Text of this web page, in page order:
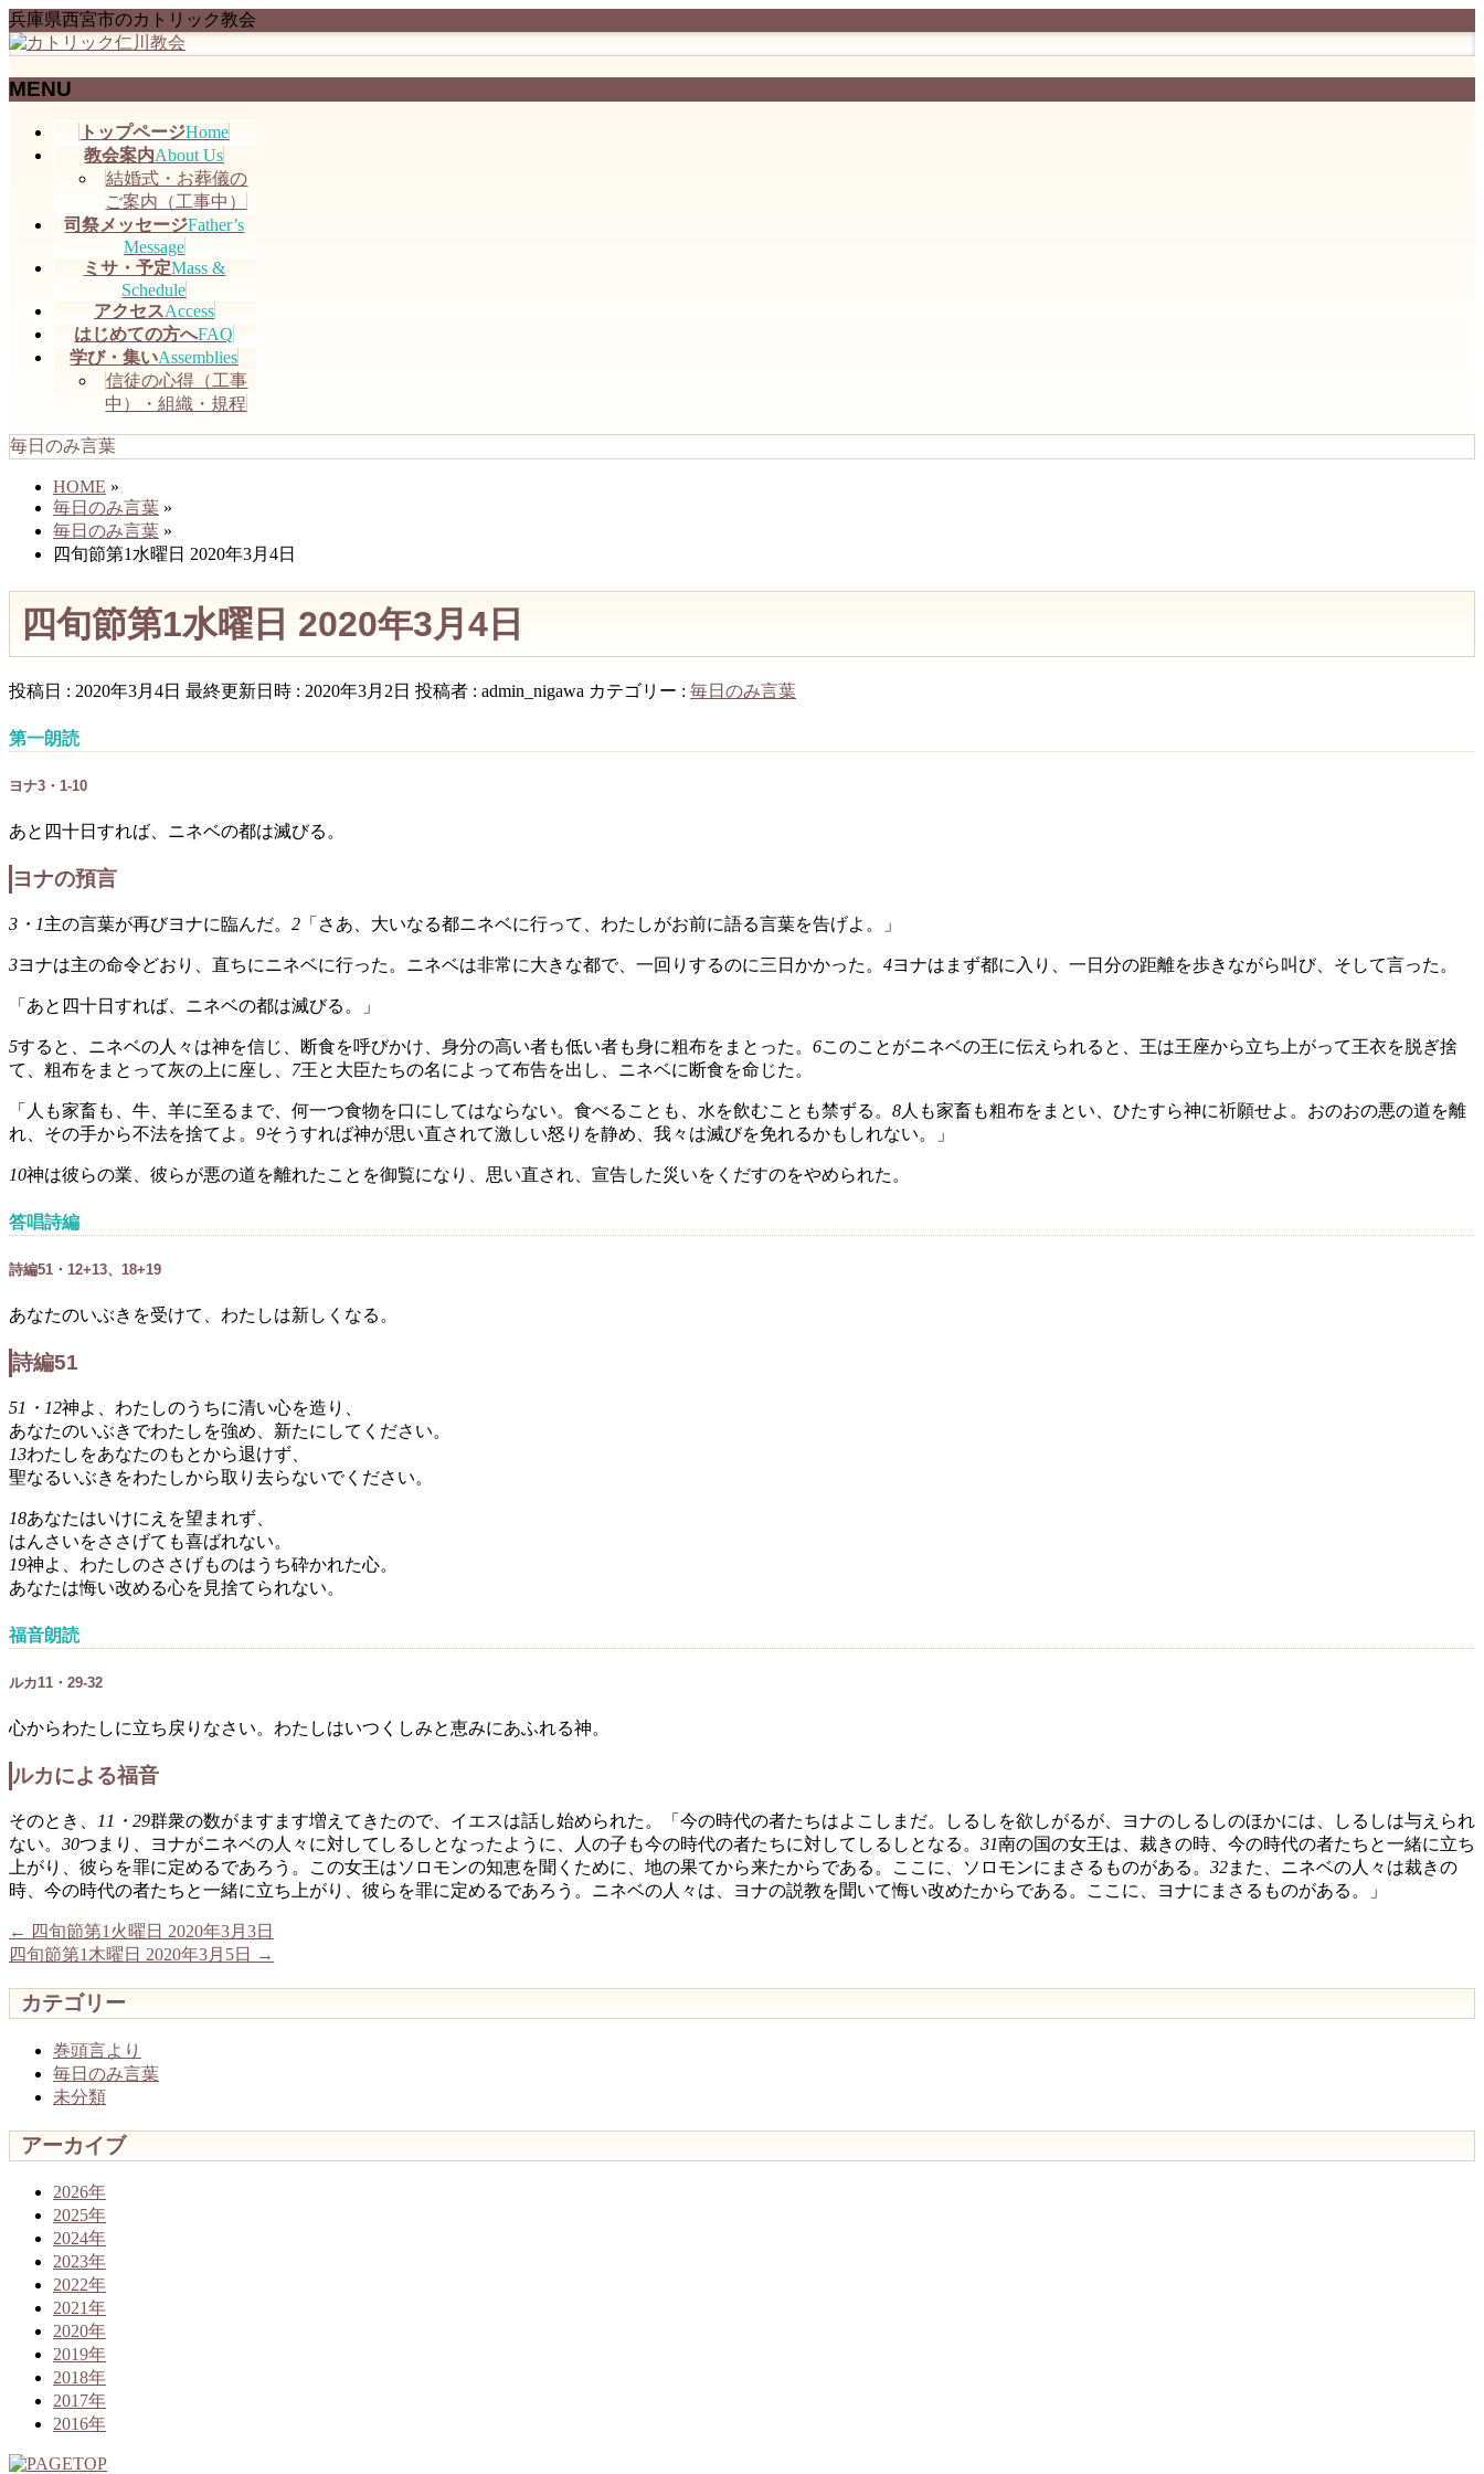
兵庫県西宮市のカトリック教会
MENU
トップページHome
教会案内About Us
結婚式・お葬儀の
ご案内（工事中）
司祭メッセージFather’s
Message
ミサ・予定Mass &
Schedule
アクセスAccess
はじめての方へFAQ
学び・集いAssemblies
信徒の心得（工事
中）・組織・規程
毎日のみ言葉
HOME »
毎日のみ言葉 »
毎日のみ言葉 »
四旬節第1水曜日 2020年3月4日
四旬節第1水曜日 2020年3月4日
投稿日 : 2020年3月4日 最終更新日時 : 2020年3月2日 投稿者 : admin_nigawa カテゴリー : 毎日のみ言葉
第一朗読
ヨナ3・1-10
あと四十日すれば、ニネベの都は滅びる。
ヨナの預言
3・1主の言葉が再びヨナに臨んだ。 2 「さあ、大いなる都ニネベに行って、わたしがお前に語る言葉を告げよ。」
3ヨナは主の命令どおり、直ちにニネベに行った。ニネベは非常に大きな都で、一回りするのに三日かかった。 4ヨナはまず都に入り、一日分の距離を歩きながら叫び、そして言った。
「あと四十日すれば、ニネベの都は滅びる。」
5すると、ニネベの人々は神を信じ、断食を呼びかけ、身分の高い者も低い者も身に粗布をまとった。 6このことがニネベの王に伝えられると、王は王座から立ち上がって王衣を脱ぎ捨
て、粗布をまとって灰の上に座し、 7王と大臣たちの名によって布告を出し、ニネベに断食を命じた。
「人も家畜も、牛、羊に至るまで、何一つ食物を口にしてはならない。食べることも、水を飲むことも禁ずる。 8人も家畜も粗布をまとい、ひたすら神に祈願せよ。おのおの悪の道を離
れ、その手から不法を捨てよ。 9そうすれば神が思い直されて激しい怒りを静め、我々は滅びを免れるかもしれない。」
10神は彼らの業、彼らが悪の道を離れたことを御覧になり、思い直され、宣告した災いをくだすのをやめられた。
答唱詩編
詩編51・12+13、18+19
あなたのいぶきを受けて、わたしは新しくなる。
詩編51
51・12神よ、わたしのうちに清い心を造り、
あなたのいぶきでわたしを強め、新たにしてください。
13わたしをあなたのもとから退けず、
聖なるいぶきをわたしから取り去らないでください。
18あなたはいけにえを望まれず、
はんさいをささげても喜ばれない。
19神よ、わたしのささげものはうち砕かれた心。
あなたは悔い改める心を見捨てられない。
福音朗読
ルカ11・29-32
心からわたしに立ち戻りなさい。わたしはいつくしみと恵みにあふれる神。
ルカによる福音
そのとき、 11・29群衆の数がますます増えてきたので、イエスは話し始められた。「今の時代の者たちはよこしまだ。しるしを欲しがるが、ヨナのしるしのほかには、しるしは与えられ
ない。 30つまり、ヨナがニネベの人々に対してしるしとなったように、人の子も今の時代の者たちに対してしるしとなる。 31南の国の女王は、裁きの時、今の時代の者たちと一緒に立ち
上がり、彼らを罪に定めるであろう。この女王はソロモンの知恵を聞くために、地の果てから来たからである。ここに、ソロモンにまさるものがある。 32また、ニネベの人々は裁きの
時、今の時代の者たちと一緒に立ち上がり、彼らを罪に定めるであろう。ニネベの人々は、ヨナの説教を聞いて悔い改めたからである。ここに、ヨナにまさるものがある。」
← 四旬節第1火曜日 2020年3月3日
四旬節第1木曜日 2020年3月5日
→
カテゴリー
巻頭言より
毎日のみ言葉
未分類
アーカイブ
2026年
2025年
2024年
2023年
2022年
2021年
2020年
2019年
2018年
2017年
2016年